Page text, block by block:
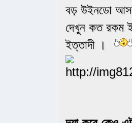
বড় উইনডো
দেখুন কত রকম
ইত্তাদী ।